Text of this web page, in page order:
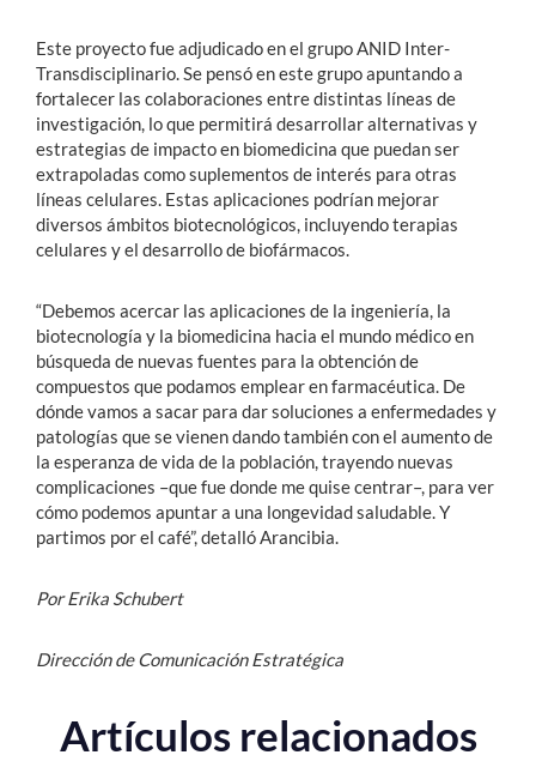
Este proyecto fue adjudicado en el grupo ANID Inter-
Transdisciplinario. Se pensó en este grupo apuntando a
fortalecer las colaboraciones entre distintas líneas de
investigación, lo que permitirá desarrollar alternativas y
estrategias de impacto en biomedicina que puedan ser
extrapoladas como suplementos de interés para otras
líneas celulares. Estas aplicaciones podrían mejorar
diversos ámbitos biotecnológicos, incluyendo terapias
celulares y el desarrollo de biofármacos.
“Debemos acercar las aplicaciones de la ingeniería, la
biotecnología y la biomedicina hacia el mundo médico en
búsqueda de nuevas fuentes para la obtención de
compuestos que podamos emplear en farmacéutica. De
dónde vamos a sacar para dar soluciones a enfermedades y
patologías que se vienen dando también con el aumento de
la esperanza de vida de la población, trayendo nuevas
complicaciones –que fue donde me quise centrar–, para ver
cómo podemos apuntar a una longevidad saludable. Y
partimos por el café”, detalló Arancibia.
Por Erika Schubert
Dirección de Comunicación Estratégica
Artículos relacionados